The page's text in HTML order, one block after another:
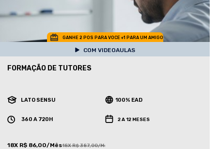
GANHE 2 POS PARA VOCE +1 PARA UM AMIGO
COM VIDEOAULAS
FORMAÇÃO DE TUTORES
LATO SENSU 100% EAD
360 A 720H 2 A 12 MESES
18X R$ 86,00/Mês18X R$ 387,00/Mês